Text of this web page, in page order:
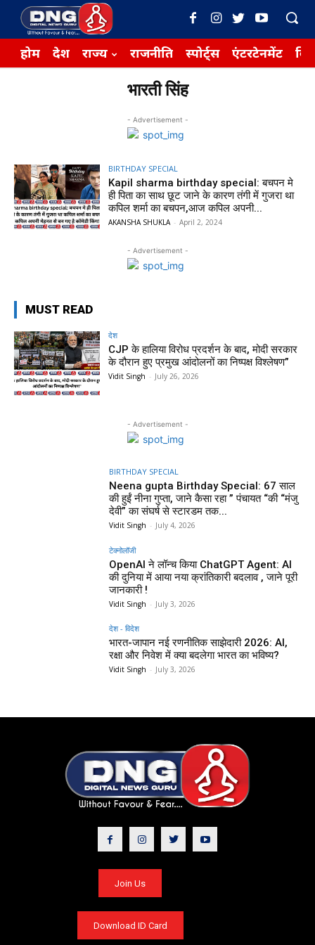
होम देश राज्य राजनीति स्पोर्ट्स एंटरटेनमेंट
भारती सिंह
- Advertisement -
BIRTHDAY SPECIAL
Kapil sharma birthday special: बचपन मे
ही पिता का साथ छूट जाने के कारण तंगी में गुजरा था
कपिल शर्मा का बचपन,आज कपिल अपनी...
AKANSHA SHUKLA - April 2, 2024
- Advertisement -
MUST READ
देश
CJP के हालिया विरोध प्रदर्शन के बाद, मोदी सरकार
के दौरान हुए प्रमुख आंदोलनों का निष्पक्ष विश्लेषण”
Vidit Singh - July 26, 2026
- Advertisement -
BIRTHDAY SPECIAL
Neena gupta Birthday Special: 67 साल
की हुईं नीना गुप्ता, जाने कैसा रहा ” पंचायत “की “मंजु
देवी” का संघर्ष से स्टारडम तक...
Vidit Singh - July 4, 2026
टेक्नोलॉजी
OpenAI ने लॉन्च किया ChatGPT Agent: AI
की दुनिया में आया नया क्रांतिकारी बदलाव , जाने पूरी
जानकारी !
Vidit Singh - July 3, 2026
देश - विदेश
भारत-जापान नई रणनीतिक साझेदारी 2026: AI,
रक्षा और निवेश में क्या बदलेगा भारत का भविष्य?
Vidit Singh - July 3, 2026
Join Us
Download ID Card